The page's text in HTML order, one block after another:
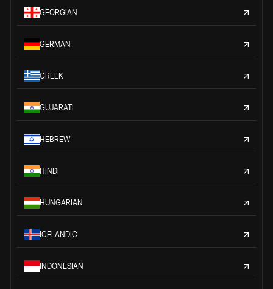
GEORGIAN
GERMAN
GREEK
GUJARATI
HEBREW
HINDI
HUNGARIAN
ICELANDIC
INDONESIAN